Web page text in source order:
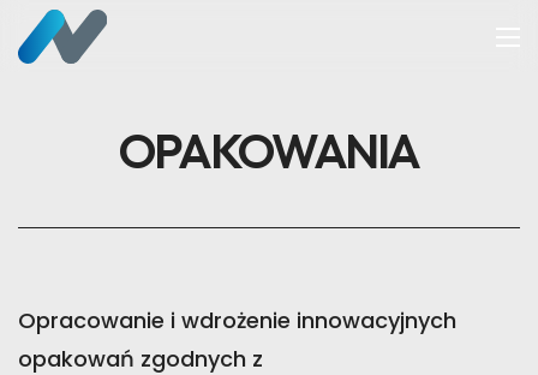
OPAKOWANIA
Opracowanie i wdrożenie innowacyjnych
opakowań zgodnych z